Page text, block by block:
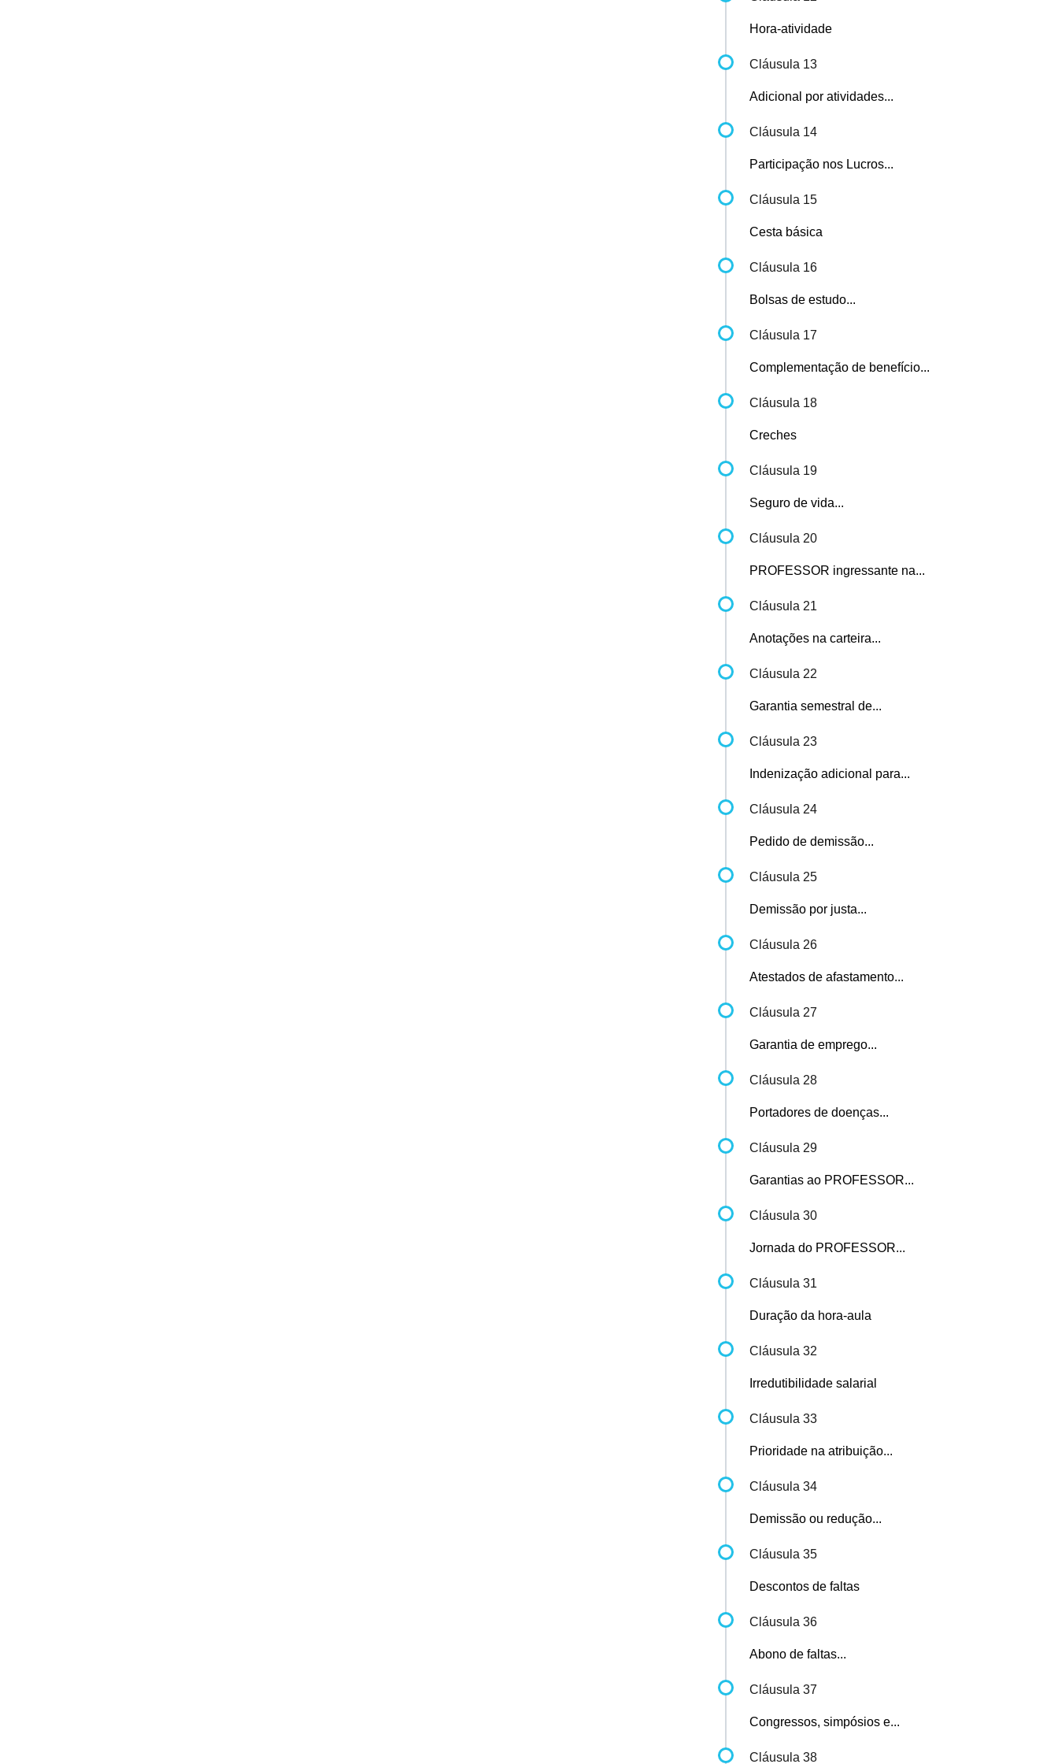
Hora-atividade
Cláusula 13
Adicional por atividades...
Cláusula 14
Participação nos Lucros...
Cláusula 15
Cesta básica
Cláusula 16
Bolsas de estudo...
Cláusula 17
Complementação de benefício...
Cláusula 18
Creches
Cláusula 19
Seguro de vida...
Cláusula 20
PROFESSOR ingressante na...
Cláusula 21
Anotações na carteira...
Cláusula 22
Garantia semestral de...
Cláusula 23
Indenização adicional para...
Cláusula 24
Pedido de demissão...
Cláusula 25
Demissão por justa...
Cláusula 26
Atestados de afastamento...
Cláusula 27
Garantia de emprego...
Cláusula 28
Portadores de doenças...
Cláusula 29
Garantias ao PROFESSOR...
Cláusula 30
Jornada do PROFESSOR...
Cláusula 31
Duração da hora-aula
Cláusula 32
Irredutibilidade salarial
Cláusula 33
Prioridade na atribuição...
Cláusula 34
Demissão ou redução...
Cláusula 35
Descontos de faltas
Cláusula 36
Abono de faltas...
Cláusula 37
Congressos, simpósios e...
Cláusula 38